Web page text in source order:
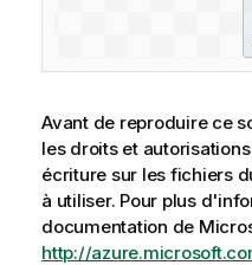
Avant de reproduire ce
les droits et
écriture sur les fichiers
à utiliser. Pour plus
documentation de
http://